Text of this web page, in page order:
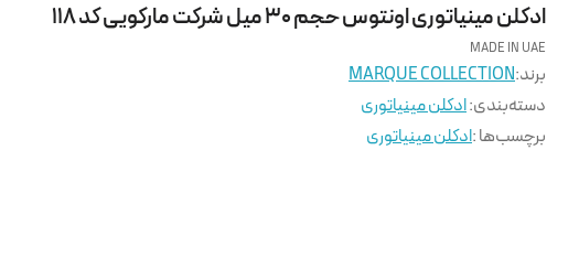
ادکلن مینیاتوری اونتوس حجم 30 میل شرکت مارکویی کد 118
MADE IN UAE
برند:MARQUE COLLECTION
دسته‌بندی:ادکلن مینیاتوری
برچسب‌ها :ادکلن مینیاتوری